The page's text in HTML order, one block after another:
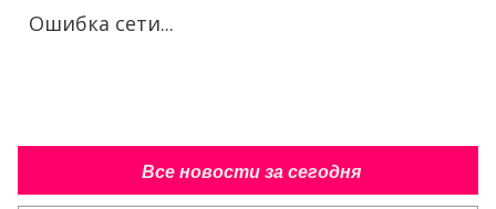
Ошибка сети...
Все новости за сегодня